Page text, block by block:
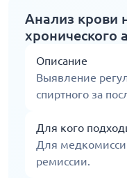
Анализ крови
хронического
Описание
Выявление
спиртного за
Для кого
Для
ремиссии.